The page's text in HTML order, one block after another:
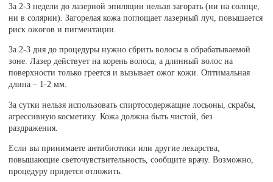
За 2-3 недели до лазерной эпиляции нельзя загорать (ни на солнце,
ни в солярии). Загорелая кожа поглощает лазерный луч, повышается
риск ожогов и пигментации.
За 2-3 дня до процедуры нужно сбрить волосы в обрабатываемой
зоне. Лазер действует на корень волоса, а длинный волос на
поверхности только греется и вызывает ожог кожи. Оптимальная
длина – 1-2 мм.
За сутки нельзя использовать спиртосодержащие лосьоны, скрабы,
агрессивную косметику. Кожа должна быть чистой, без
раздражения.
Если вы принимаете антибиотики или другие лекарства,
повышающие светочувствительность, сообщите врачу. Возможно,
процедуру придется отложить.